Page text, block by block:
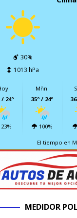
30%
1013 hPa
/ 24º
23%
Mñn.
35º / 24º
100%
El tiempo en
MEDIDOR